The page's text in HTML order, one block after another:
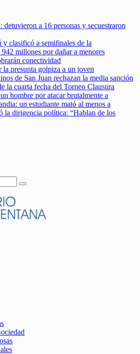
detuvieron a 16 personas y secuestraron
clasificó a semifinales de la
millones por dañar a menores
conectividad
presunta golpiza a un joven
de San Juan rechazan la media sanción
la cuarta fecha del Torneo Clausura
hombre por atacar brutalmente a
un estudiante mató al menos a
la dirigencia política: “Hablan de los